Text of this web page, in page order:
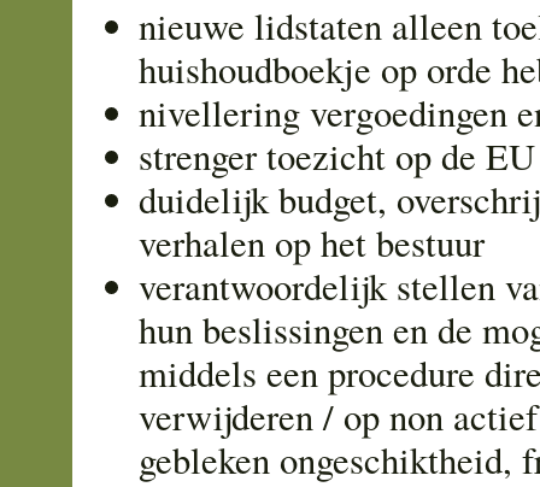
nieuwe lidstaten alleen
huishoudboekje op orde
nivellering vergoedingen
strenger toezicht op de EU
duidelijk budget,
verhalen op het bestuur
verantwoordelijk stellen
hun beslissingen en de
middels een procedure
verwijderen / op non
gebleken ongeschiktheid,